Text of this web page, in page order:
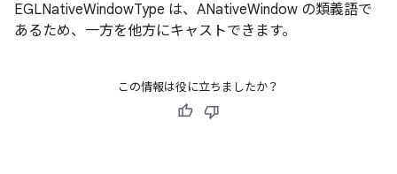
EGLNativeWindowType は、ANativeWindow の類義語で
あるため、一方を他方にキャストできます。
この情報は役に立ちましたか？